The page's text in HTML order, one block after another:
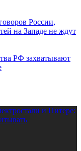
России,
на Западе не ждут
РФ захватывают
и Питере: